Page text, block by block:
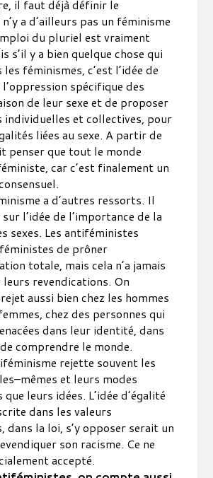
il faut déjà définir le
a d’ailleurs pas un féminisme
du pluriel est vraiment
s’il y a bien quelque chose qui
féminismes, c’est l’idée de
spécifique des
de leur sexe et de proposer
individuelles et collectives, pour
liées au sexe. A partir de
penser que tout le monde
car c’est finalement un
a d’autres ressorts. Il
l’idée de l’importance de la
sexes. Les antiféministes
de prôner
totale, mais cela n’a jamais
revendications. On
aussi bien chez les hommes
chez des personnes qui
dans leur identité, dans
comprendre le monde.
rejette souvent les
et leurs modes
leurs idées. L’idée d’égalité
dans les valeurs
dans la loi, s’y opposer serait un
son racisme. Ce ne
accepté.